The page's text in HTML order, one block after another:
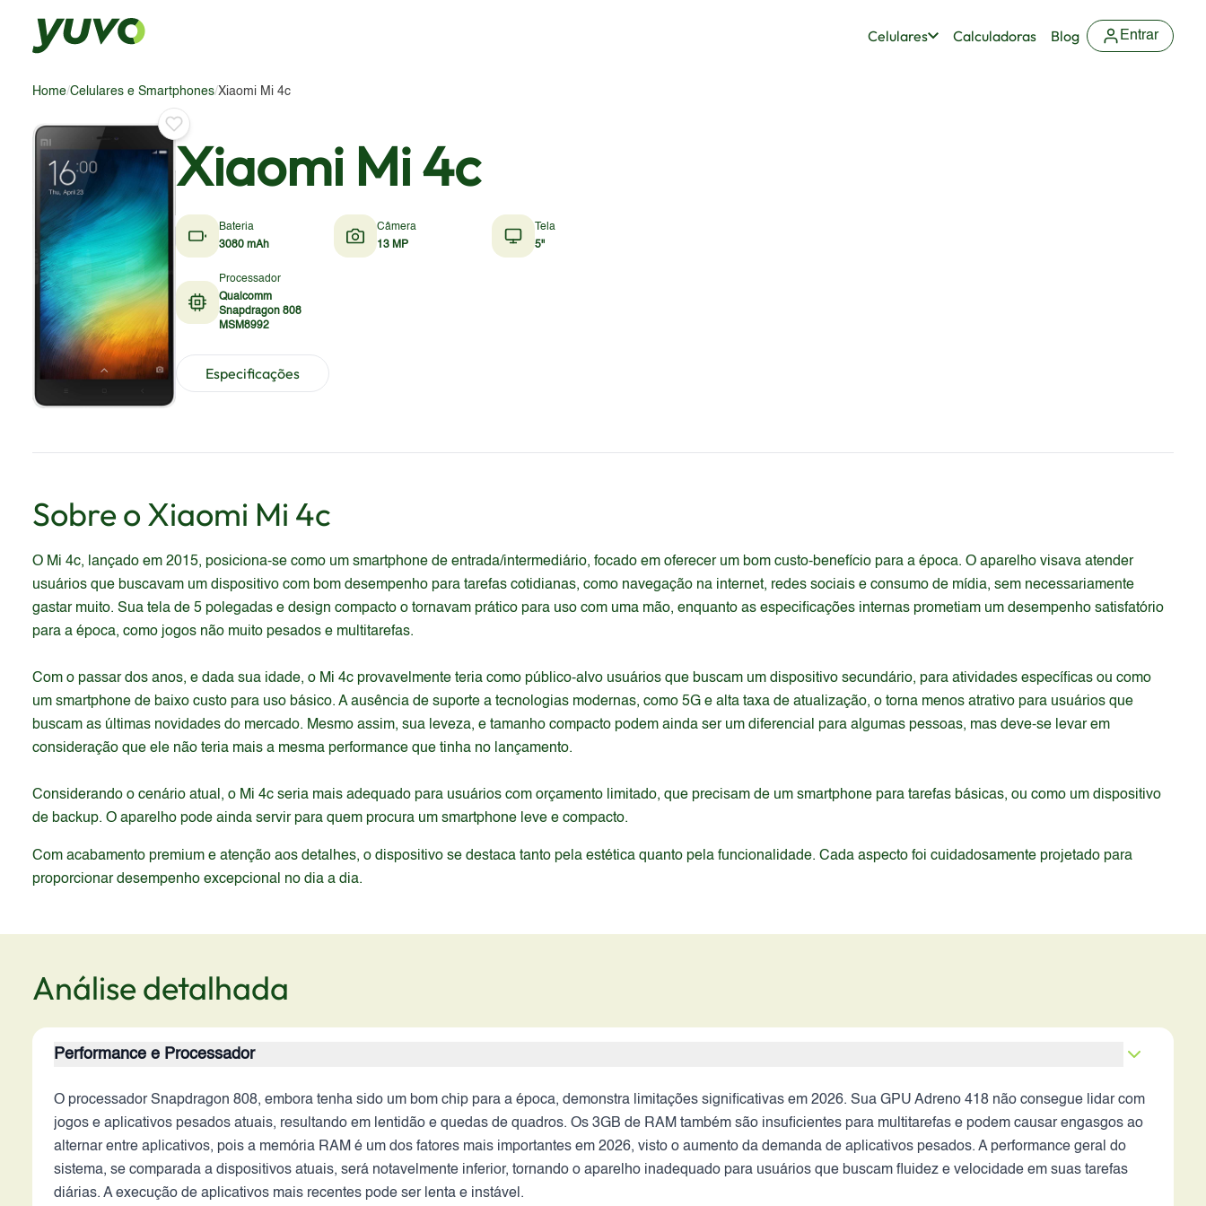
Celulares Calculadoras Blog Entrar
Home/Celulares e Smartphones/Xiaomi Mi 4c
Xiaomi Mi 4c
Bateria
3080 mAh
Câmera
13 MP
Tela
5"
Processador
Qualcomm
Snapdragon 808
MSM8992
Especificações
Sobre o Xiaomi Mi 4c
O Mi 4c, lançado em 2015, posiciona-se como um smartphone de entrada/intermediário, focado em oferecer um bom custo-benefício para a época. O aparelho visava atender
usuários que buscavam um dispositivo com bom desempenho para tarefas cotidianas, como navegação na internet, redes sociais e consumo de mídia, sem necessariamente
gastar muito. Sua tela de 5 polegadas e design compacto o tornavam prático para uso com uma mão, enquanto as especificações internas prometiam um desempenho satisfatório
para a época, como jogos não muito pesados e multitarefas.
Com o passar dos anos, e dada sua idade, o Mi 4c provavelmente teria como público-alvo usuários que buscam um dispositivo secundário, para atividades específicas ou como
um smartphone de baixo custo para uso básico. A ausência de suporte a tecnologias modernas, como 5G e alta taxa de atualização, o torna menos atrativo para usuários que
buscam as últimas novidades do mercado. Mesmo assim, sua leveza, e tamanho compacto podem ainda ser um diferencial para algumas pessoas, mas deve-se levar em
consideração que ele não teria mais a mesma performance que tinha no lançamento.
Considerando o cenário atual, o Mi 4c seria mais adequado para usuários com orçamento limitado, que precisam de um smartphone para tarefas básicas, ou como um dispositivo
de backup. O aparelho pode ainda servir para quem procura um smartphone leve e compacto.
Com acabamento premium e atenção aos detalhes, o dispositivo se destaca tanto pela estética quanto pela funcionalidade. Cada aspecto foi cuidadosamente projetado para
proporcionar desempenho excepcional no dia a dia.
Análise detalhada
Performance e Processador
O processador Snapdragon 808, embora tenha sido um bom chip para a época, demonstra limitações significativas em 2026. Sua GPU Adreno 418 não consegue lidar com
jogos e aplicativos pesados atuais, resultando em lentidão e quedas de quadros. Os 3GB de RAM também são insuficientes para multitarefas e podem causar engasgos ao
alternar entre aplicativos, pois a memória RAM é um dos fatores mais importantes em 2026, visto o aumento da demanda de aplicativos pesados. A performance geral do
sistema, se comparada a dispositivos atuais, será notavelmente inferior, tornando o aparelho inadequado para usuários que buscam fluidez e velocidade em suas tarefas
diárias. A execução de aplicativos mais recentes pode ser lenta e instável.